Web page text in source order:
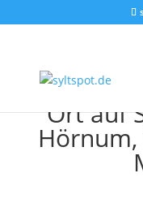
Ort auf